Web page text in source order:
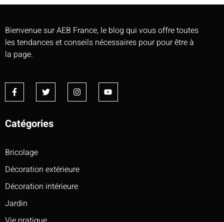
Bienvenue sur AEB France, le blog qui vous offre toutes
les tendances et conseils nécessaires pour pour être à
la page.
Catégories
Bricolage
Décoration extérieure
Décoration intérieure
Jardin